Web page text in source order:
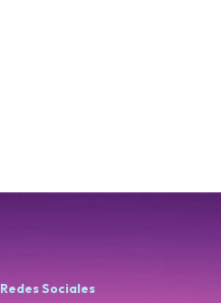
Redes Sociales